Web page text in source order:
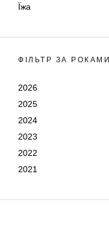
Їжа
ФІЛЬТР ЗА РОКАМИ
2026
2025
2024
2023
2022
2021